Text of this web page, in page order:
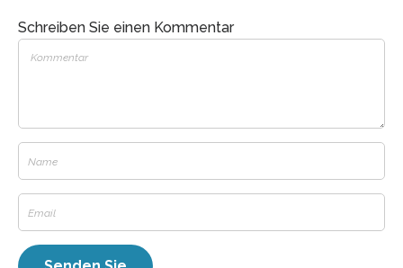
Schreiben Sie einen Kommentar